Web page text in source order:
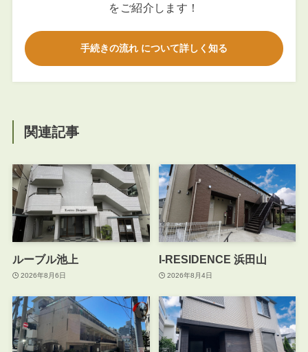
をご紹介します！
手続きの流れ について詳しく知る
関連記事
ルーブル池上
2026年8月6日
I-RESIDENCE 浜田山
2026年8月4日